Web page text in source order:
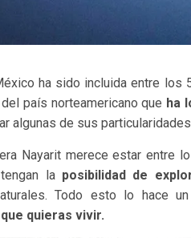
ha sido incluida entre
país norteamericano que ha
algunas de sus
Nayarit merece estar
la posibilidad de
Todo esto lo hace
quieras vivir.